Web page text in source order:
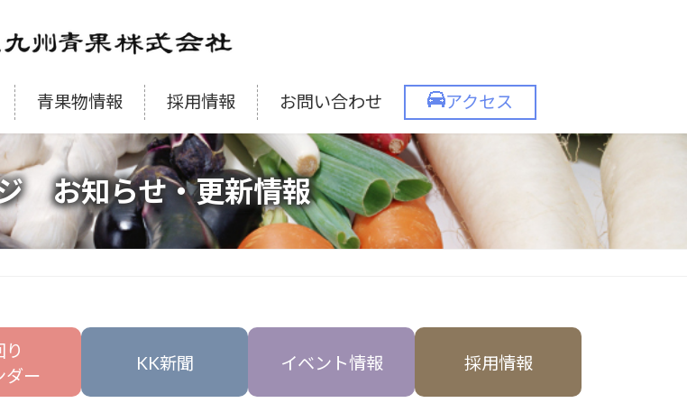
青果物情報 採用情報 お問い合わせ アクセス
お知らせ・更新情報
り
ダー
KK新聞 イベント情報 採用情報